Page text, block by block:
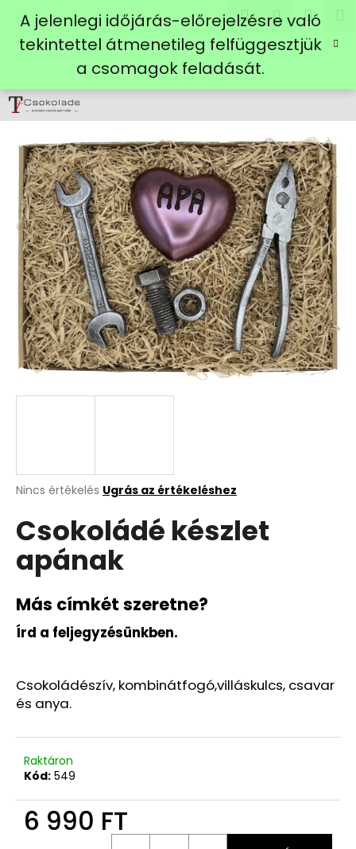
tartalomhoz
A jelenlegi időjárás-előrejelzésre való
tekintettel átmenetileg felfüggesztjük
a csomagok feladását.
Keresés
A
átlagos
értékelése
ből
csillag.
Nincs értékelés Ugrás az értékeléshez
Csokoládé készlet
apának
Más címkét szeretne?
Írd a feljegyzésünkben.
Csokoládészív, kombinátfogó,villáskulcs, csavar
és anya.
Raktáron
Kód: 549
6 990 FT
r
Vissza
Vissza
M
i
t
k
e
r
e
s
?
KERESÉS
A
l
j
k